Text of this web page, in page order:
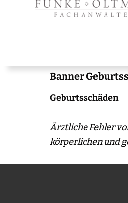
Banner
Geburtsschäden
Ärztliche Fehler
körperlichen und